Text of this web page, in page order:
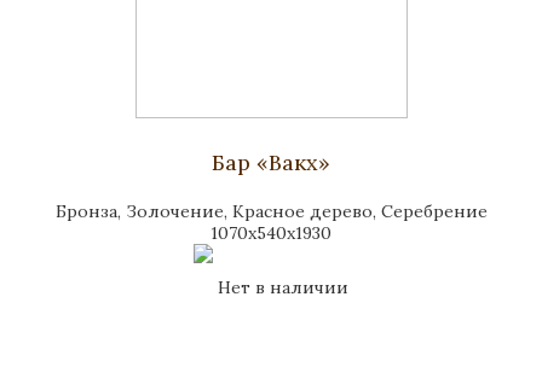
Бар «Вакх»
Бронза, Золочение, Красное дерево, Серебрение
1070x540x1930
Нет в наличии